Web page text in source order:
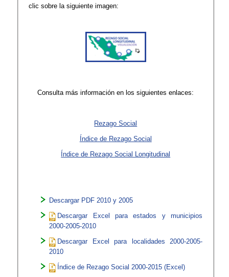
clic sobre la siguiente imagen:
Consulta más información en los siguientes enlaces:
Rezago Social
Índice de Rezago Social
Índice de Rezago Social Longitudinal
Descargar PDF 2010 y 2005
​Descargar Excel para estados y municipios
2000-2005-2010
Descargar Excel para localidades 2000-2005-
2010
Índice de Rezago Social 2000-2015 (Excel)​